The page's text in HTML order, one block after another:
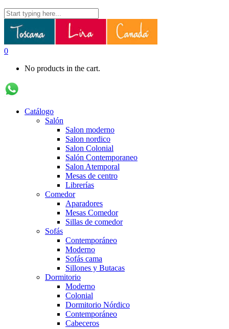
0
No products in the cart.
Catálogo
Salón
Salon moderno
Salon nordico
Salon Colonial
Salón Contemporaneo
Salon Atemporal
Mesas de centro
Librerías
Comedor
Aparadores
Mesas Comedor
Sillas de comedor
Sofás
Contemporáneo
Moderno
Sofás cama
Sillones y Butacas
Dormitorio
Moderno
Colonial
Dormitorio Nórdico
Contemporáneo
Cabeceros